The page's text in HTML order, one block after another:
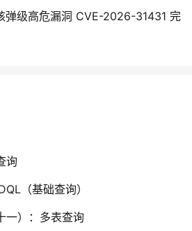
弹级高危漏洞 CVE-2026-31431 完
询
（基础查询）
一）：多表查询